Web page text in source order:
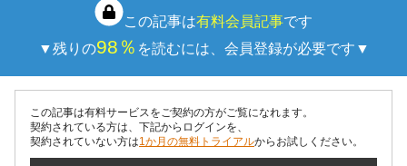
この記事は有料会員記事です
▼残りの98％ を読むには、会員登録が必要です▼
この記事は有料サービスをご契約の方がご覧になれます。
契約されている方は、下記からログインを、
契約されていない方は1か月の無料トライアルからお試しください。